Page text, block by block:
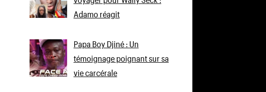
Adamo réagit
Papa Boy Djiné : Un
témoignage poignant sur sa
vie carcérale